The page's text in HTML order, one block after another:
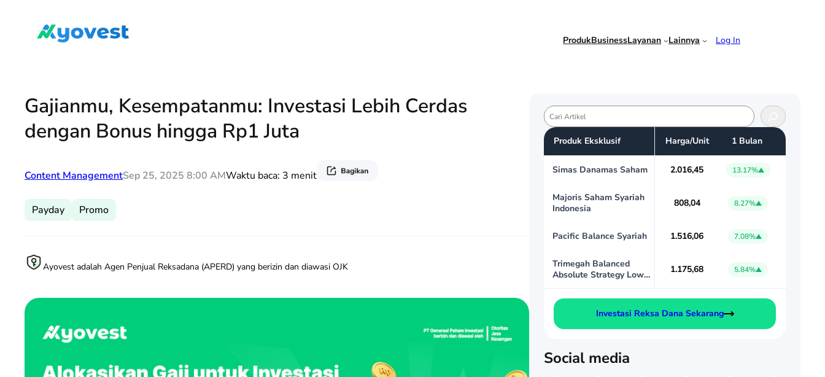
ProdukBusinessLayanan Lainnya Log In
Gajianmu, Kesempatanmu: Investasi Lebih Cerdas
dengan Bonus hingga Rp1 Juta
Content ManagementSep 25, 2025 8:00 AMWaktu baca: 3 menit
Payday Promo
Ayovest adalah Agen Penjual Reksadana (APERD) yang berizin dan diawasi OJK
S
e
a
r
Produk Eksklusif Harga/Unit 1 Bulan
Simas Danamas Saham 2.016,45 13.17%
Majoris Saham Syariah
Indonesia
808,04 8.27%
Pacific Balance Syariah 1.516,06 7.08%
Trimegah Balanced
Absolute Strategy Low
1.175,68 5.84%
Investasi Reksa Dana Sekarang
Social media